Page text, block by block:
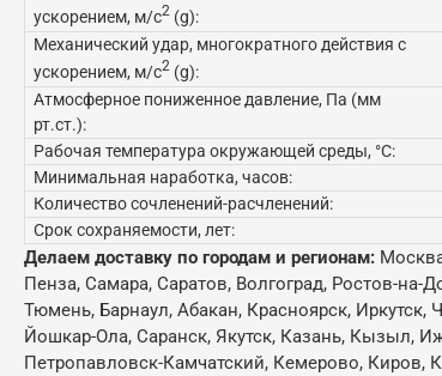
ускорением, м/с2 (g):
Механический удар, многократного действия с
ускорением, м/с2 (g):
Атмосферное пониженное давление, Па (мм
рт.ст.):
Рабочая температура окружающей среды, °C:
Минимальная наработка, часов:
Количество сочленений-расчленений:
Срок сохраняемости, лет:
Делаем доставку по городам и регионам:
Пенза, Самара, Саратов, Волгоград, Ростов-на-
Тюмень, Барнаул, Абакан, Красноярск,
Йошкар-Ола, Саранск, Якутск, Казань, Кызыл,
Петропавловск-Камчатский, Кемерово, Киров,